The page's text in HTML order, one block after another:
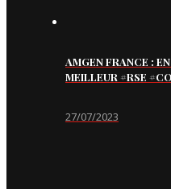
AMGEN FRANCE :
MEILLEUR #RSE
27/07/2023